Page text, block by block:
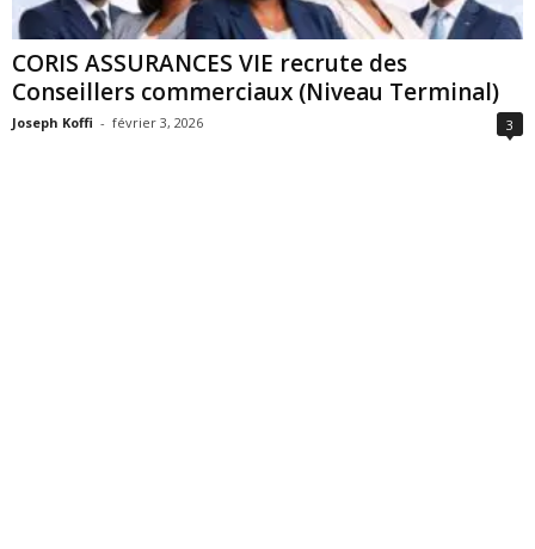
CORIS ASSURANCES VIE recrute des
Conseillers commerciaux (Niveau Terminal)
Joseph Koffi - février 3, 2026 3